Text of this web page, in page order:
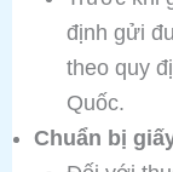
định gửi
theo quy
Quốc.
Chuẩn bị